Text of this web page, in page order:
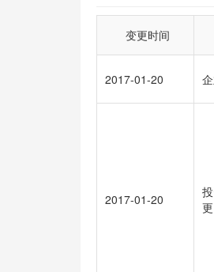
变更时间
2017-01-20
2017-01-20
更